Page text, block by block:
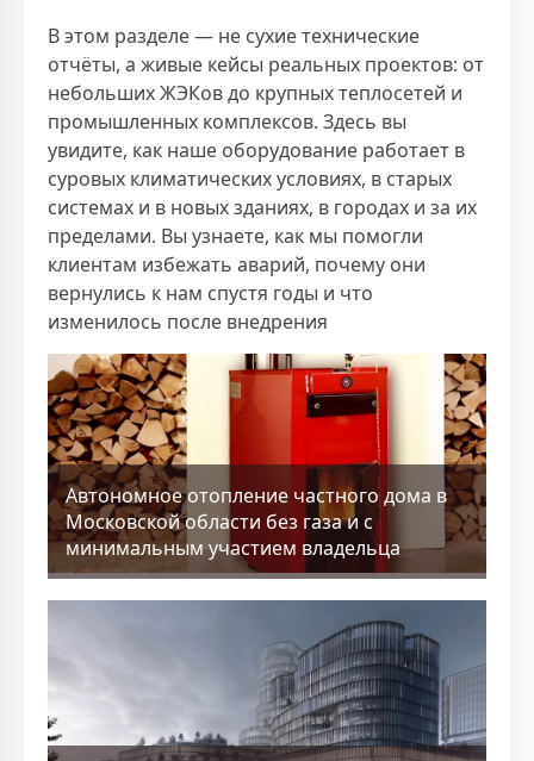
В этом разделе — не сухие технические
отчёты, а живые кейсы реальных проектов: от
небольших ЖЭКов до крупных теплосетей и
промышленных комплексов. Здесь вы
увидите, как наше оборудование работает в
суровых климатических условиях, в старых
системах и в новых зданиях, в городах и за их
пределами. Вы узнаете, как мы помогли
клиентам избежать аварий, почему они
вернулись к нам спустя годы и что
изменилось после внедрения
Aвтономное отопление частного дома в
Московской области без газа и с
минимальным участием владельца